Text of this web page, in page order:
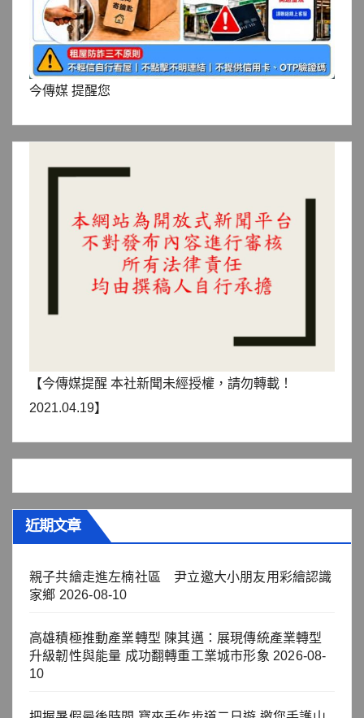
今傳媒 提醒您
【今傳媒提醒 本社新聞未經授權，請勿轉載！
2021.04.19】
近期文章
親子共繪走進左楠社區 尹立邀大小朋友用彩繪認識
家鄉 2026-08-10
高雄積極推動產業轉型 陳其邁：展現傳統產業轉型
升級韌性與能量 成功翻轉重工業城市形象 2026-08-
10